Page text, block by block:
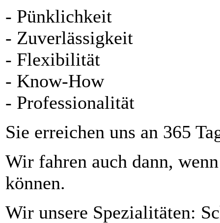
- Pünklichkeit
- Zuverlässigkeit
- Flexibilität
- Know-How
- Professionalität
Sie erreichen uns an 365
Wir fahren auch dann,
können.
Wir unsere Spezialitäten: